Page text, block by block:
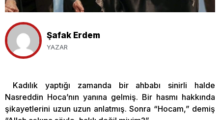
Şafak Erdem
YAZAR
Kadılık yaptığı zamanda bir ahbabı sinirli halde
Nasreddin Hoca’nın yanına gelmiş. Bir hasmı hakkında
şikayetlerini uzun uzun anlatmış. Sonra “Hocam,” demiş